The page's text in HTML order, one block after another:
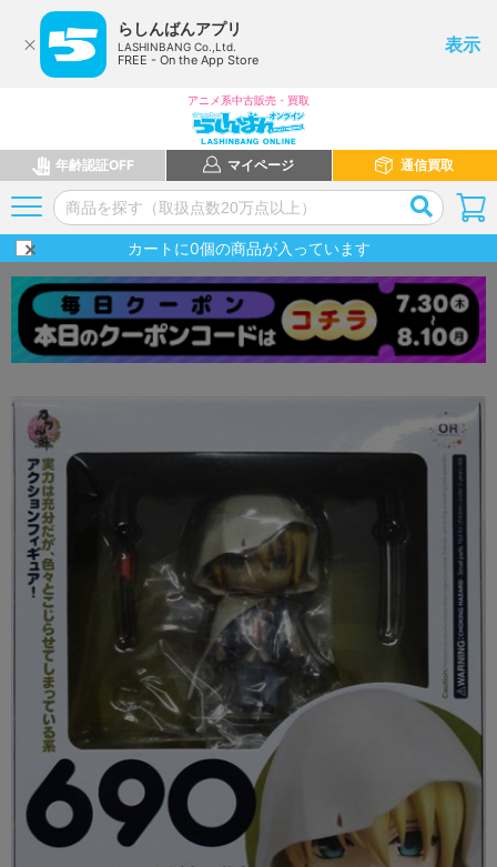
らしんばんアプリ
LASHINBANG Co.,Ltd.
FREE - On the App Store
表示
アニメ系中古販売・買取
年齢認証OFF マイページ 通信買取
カートに0個の商品が入っています